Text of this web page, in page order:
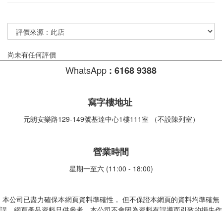
尚未有任何評價
WhatsApp : 6168 9388
寫字樓地址
元朗安樂路129-149號基達中心1樓111室 （不設陳列室）
營業時間
星期一至六 (11:00 - 18:00)
本公司已盡力確保本網頁資料準確性， 但不保證本網頁的資料均準確無